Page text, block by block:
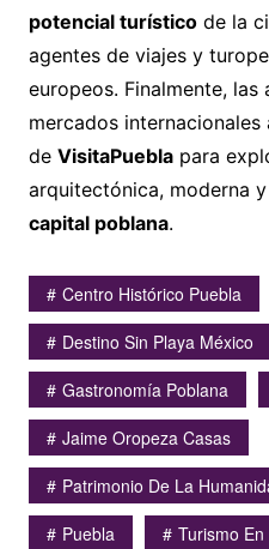
potencial turísticode la
agentes de viajes y
europeos. Finalmente,
mercados
de VisitaPueblapara
arquitectónica, moderna
capital poblana.
Centro Histórico Puebla
Destino Sin Playa México
Gastronomía Poblana
Jaime Oropeza Casas
Patrimonio De La
Puebla
Turismo